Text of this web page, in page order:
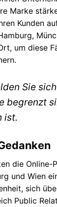
Marke
Kunden
um diese
Sie
begrenzt
ist.
die Online-
und Wien
sich
Public